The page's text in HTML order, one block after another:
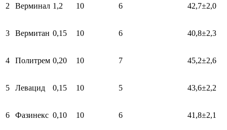
2 Верминал 1,2 10 6 42,7±2,0
3 Вермитан 0,15 10 6 40,8±2,3
4 Политрем 0,20 10 7 45,2±2,6
5 Левацид 0,15 10 5 43,6±2,2
6 Фазинекс 0,10 10 6 41,8±2,1